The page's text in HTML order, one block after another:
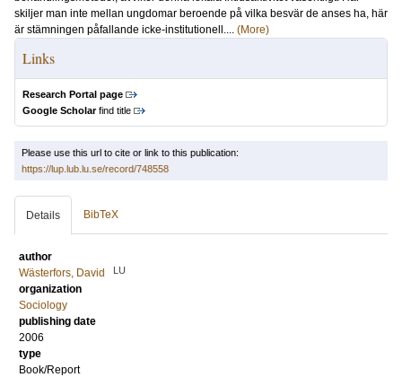
skiljer man inte mellan ungdomar beroende på vilka besvär de anses ha, här
är stämningen påfallande icke-institutionell.... (More)
Links
Research Portal page
Google Scholarfind title
Please use this url to cite or link to this publication:
https://lup.lub.lu.se/record/748558
Details BibTeX
author
Wästerfors, David
LU
organization
Sociology
publishing date
2006
type
Book/Report